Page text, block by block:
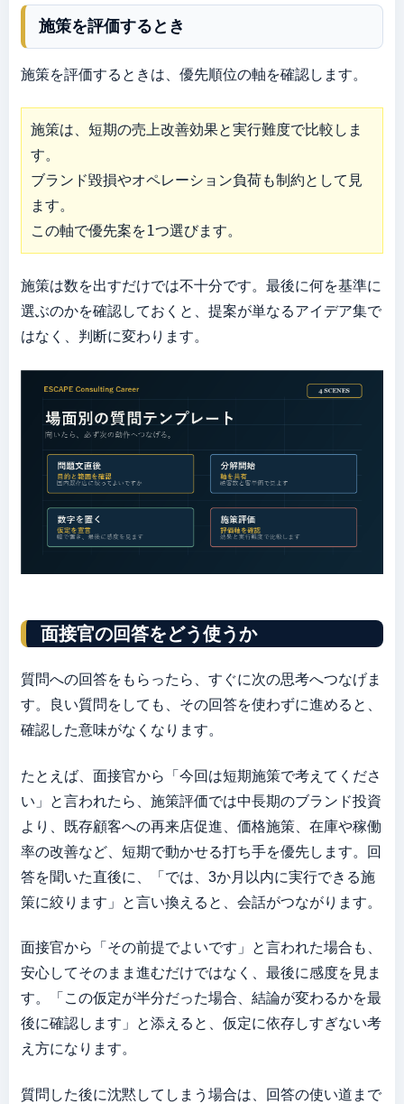
施策を評価するとき
施策を評価するときは、優先順位の軸を確認します。
施策は、短期の売上改善効果と実行難度で比較しま
す。
ブランド毀損やオペレーション負荷も制約として見
ます。
この軸で優先案を1つ選びます。
施策は数を出すだけでは不十分です。最後に何を基準に
選ぶのかを確認しておくと、提案が単なるアイデア集で
はなく、判断に変わります。
面接官の回答をどう使うか
質問への回答をもらったら、すぐに次の思考へつなげま
す。良い質問をしても、その回答を使わずに進めると、
確認した意味がなくなります。
たとえば、面接官から「今回は短期施策で考えてくださ
い」と言われたら、施策評価では中長期のブランド投資
より、既存顧客への再来店促進、価格施策、在庫や稼働
率の改善など、短期で動かせる打ち手を優先します。回
答を聞いた直後に、「では、3か月以内に実行できる施
策に絞ります」と言い換えると、会話がつながります。
面接官から「その前提でよいです」と言われた場合も、
安心してそのまま進むだけではなく、最後に感度を見ま
す。「この仮定が半分だった場合、結論が変わるかを最
後に確認します」と添えると、仮定に依存しすぎない考
え方になります。
質問した後に沈黙してしまう場合は、回答の使い道まで